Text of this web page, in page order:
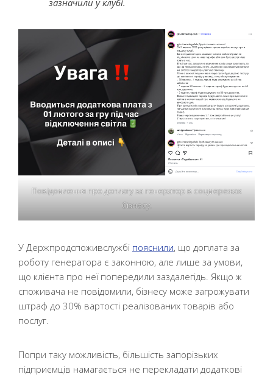
зазначили у клубі.
Повідомлення про доплату за генератор в соцмережах
бізнесу.
У Держпродспоживслужбі пояснили, що доплата за
роботу генератора є законною, але лише за умови,
що клієнта про неї попередили заздалегідь. Якщо ж
споживача не повідомили, бізнесу може загрожувати
штраф до 30% вартості реалізованих товарів або
послуг.
Попри таку можливість, більшість запорізьких
підприємців намагається не перекладати додаткові